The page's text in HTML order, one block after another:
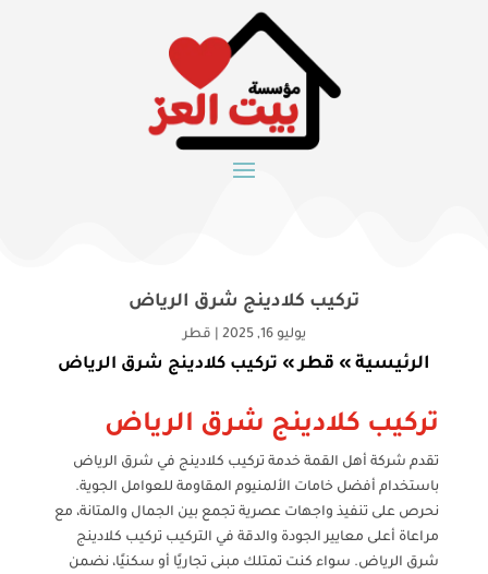
تركيب كلادينج شرق الرياض
يوليو 16, 2025 قطر
الرئيسية » قطر» تركيب كلادينج شرق الرياض
تركيب كلادينج شرق الرياض
تقدم شركة أهل القمة خدمة تركيب كلادينج في شرق الرياض
باستخدام أفضل خامات الألمنيوم المقاومة للعوامل الجوية.
نحرص على تنفيذ واجهات عصرية تجمع بين الجمال والمتانة، مع
مراعاة أعلى معايير الجودة والدقة في التركيب تركيب كلادينج
شرق الرياض. سواء كنت تمتلك مبنى تجاريًا أو سكنيًا، نضمن